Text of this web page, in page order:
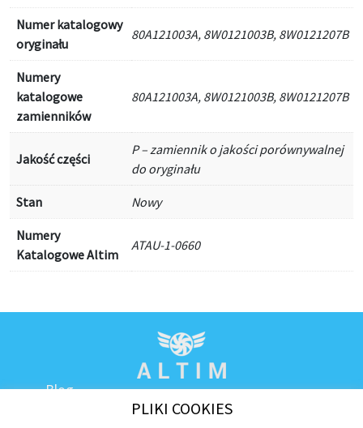
Numer katalogowy
oryginału
80A121003A, 8W0121003B, 8W0121207B
Numery
katalogowe
zamienników
80A121003A, 8W0121003B, 8W0121207B
Jakość części
P – zamiennik o jakości porównywalnej
do oryginału
Stan Nowy
Numery
Katalogowe Altim
ATAU-1-0660
Blog
PLIKI COOKIES